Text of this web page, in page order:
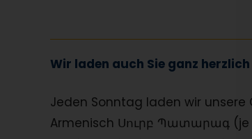
Wir laden auch Sie ganz
Jeden Sonntag laden wir unsere
Armenisch Սուրբ Պատարագ (je